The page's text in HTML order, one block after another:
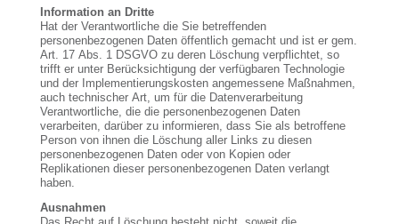
Information an Dritte
Hat der Verantwortliche die Sie betreffenden
personenbezogenen Daten öffentlich gemacht und ist er gem.
Art. 17 Abs. 1 DSGVO zu deren Löschung verpflichtet, so
trifft er unter Berücksichtigung der verfügbaren Technologie
und der Implementierungskosten angemessene Maßnahmen,
auch technischer Art, um für die Datenverarbeitung
Verantwortliche, die die personenbezogenen Daten
verarbeiten, darüber zu informieren, dass Sie als betroffene
Person von ihnen die Löschung aller Links zu diesen
personenbezogenen Daten oder von Kopien oder
Replikationen dieser personenbezogenen Daten verlangt
haben.
Ausnahmen